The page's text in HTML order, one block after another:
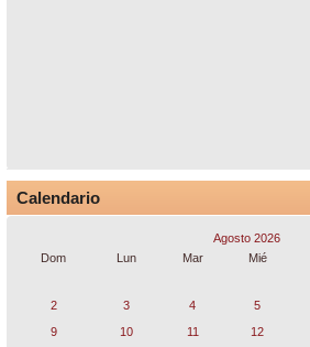
Calendario
Agosto 2026
Dom
Lun Mar Mié
2
3 4 5
9
10 11 12